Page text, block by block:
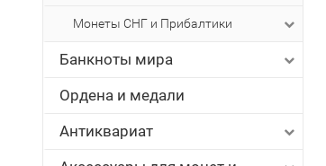
Монеты СНГ и Прибалтики
Банкноты мира
Ордена и медали
Антиквариат